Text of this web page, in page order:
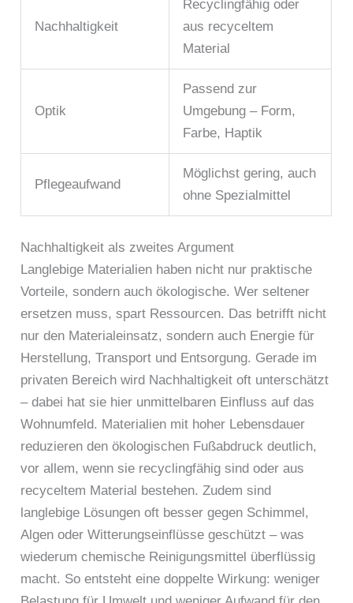
Nachhaltigkeit
Recyclingfähig oder
aus recyceltem
Material
Optik
Passend zur
Umgebung – Form,
Farbe, Haptik
Pflegeaufwand
Möglichst gering, auch
ohne Spezialmittel
Nachhaltigkeit als zweites Argument
Langlebige Materialien haben nicht nur praktische
Vorteile, sondern auch ökologische. Wer seltener
ersetzen muss, spart Ressourcen. Das betrifft nicht
nur den Materialeinsatz, sondern auch Energie für
Herstellung, Transport und Entsorgung. Gerade im
privaten Bereich wird Nachhaltigkeit oft unterschätzt
– dabei hat sie hier unmittelbaren Einfluss auf das
Wohnumfeld. Materialien mit hoher Lebensdauer
reduzieren den ökologischen Fußabdruck deutlich,
vor allem, wenn sie recyclingfähig sind oder aus
recyceltem Material bestehen. Zudem sind
langlebige Lösungen oft besser gegen Schimmel,
Algen oder Witterungseinflüsse geschützt – was
wiederum chemische Reinigungsmittel überflüssig
macht. So entsteht eine doppelte Wirkung: weniger